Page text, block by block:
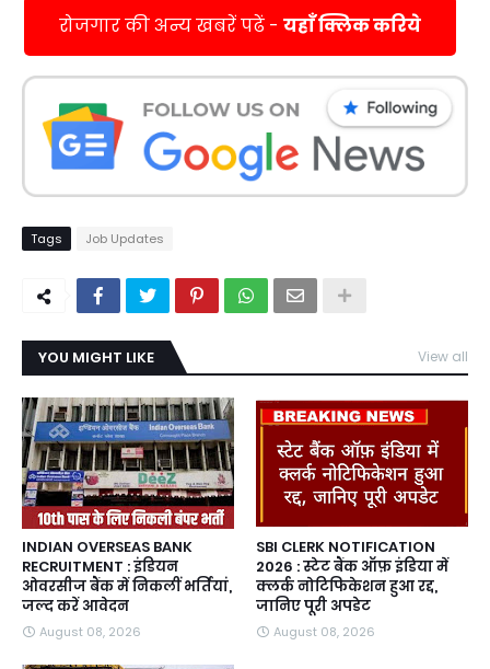
रोजगार की अन्य खबरें पढें - यहाँ क्लिक करिये
Tags Job Updates
YOU MIGHT LIKE View all
INDIAN OVERSEAS BANK
RECRUITMENT : इंडियन
ओवरसीज बैंक में निकलीं भर्तियां,
जल्द करें आवेदन
August 08, 2026
SBI CLERK NOTIFICATION
2026 : स्टेट बैंक ऑफ़ इंडिया में
क्लर्क नोटिफिकेशन हुआ रद्द,
जानिए पूरी अपडेट
August 08, 2026